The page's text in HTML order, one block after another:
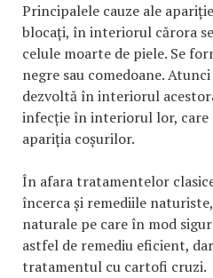
Principalele cauze ale
blocați, în interiorul cărora
celule moarte de piele. Se
negre sau comedoane.
dezvoltă în interiorul
infecție în interiorul lor, care
apariția coșurilor.
În afara tratamentelor
încerca și remediile
naturale pe care în mod
astfel de remediu eficient,
tratamentul cu cartofi cruzi.